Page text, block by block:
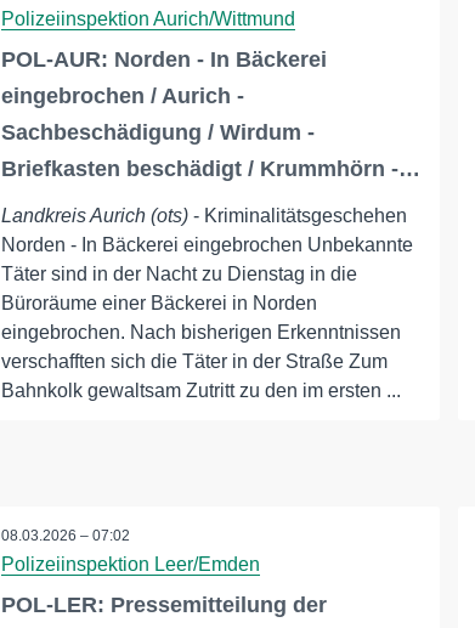
Polizeiinspektion Aurich/Wittmund
POL-AUR: Norden - In Bäckerei
eingebrochen / Aurich -
Sachbeschädigung / Wirdum -
Briefkasten beschädigt / Krummhörn -…
Landkreis Aurich (ots)- Kriminalitätsgeschehen
Norden - In Bäckerei eingebrochen Unbekannte
Täter sind in der Nacht zu Dienstag in die
Büroräume einer Bäckerei in Norden
eingebrochen. Nach bisherigen Erkenntnissen
verschafften sich die Täter in der Straße Zum
Bahnkolk gewaltsam Zutritt zu den im ersten ...
08.03.2026 – 07:02
Polizeiinspektion Leer/Emden
POL-LER: Pressemitteilung der